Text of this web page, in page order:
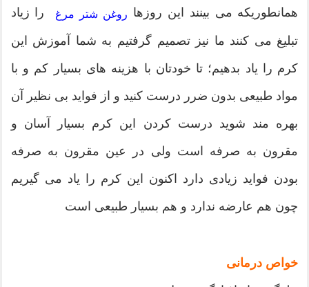
همانطوریکه می بینند این روزها روغن شتر مرغ را زیاد
تبلیغ می کنند ما نیز تصمیم گرفتیم به شما آموزش این
کرم را یاد بدهیم؛ تا خودتان با هزینه های بسیار کم و با
مواد طبیعی بدون ضرر درست کنید و از فواید بی نظیر آن
بهره مند شوید درست کردن این کرم بسیار آسان و
مقرون به صرفه است ولی در عین مقرون به صرفه
بودن فواید زیادی دارد اکنون این کرم را یاد می گیریم
چون هم عارضه ندارد و هم بسیار طبیعی است
خواص درمانی